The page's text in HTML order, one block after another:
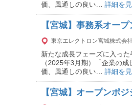
価、風通しの良い… 詳細を
【宮城】事務系オー
東京エレクトロン宮城株式会社
新たな成長フェーズに入っ
（2025年3月期）「企業の
価、風通しの良い… 詳細を
【宮城】オープンポ